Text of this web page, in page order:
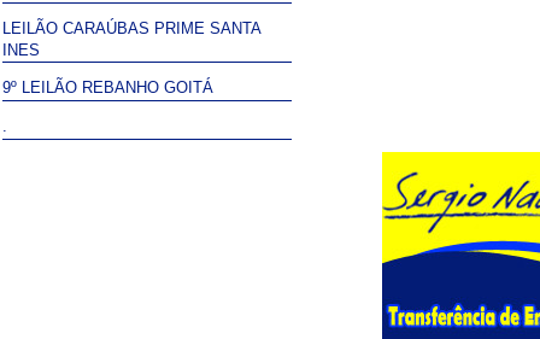
LEILÃO CARAÚBAS PRIME SANTA
INES
9º LEILÃO REBANHO GOITÁ